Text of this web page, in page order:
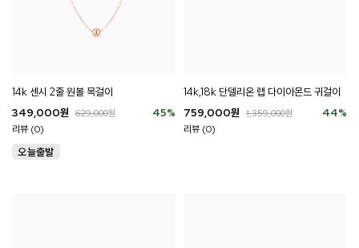
14k 센시 2줄 원볼 목걸이
45%
349,000원 629,000원
리뷰 (0)
14k,18k 단델리온 랩 다이아몬드 귀걸이
44%
759,000원 1,359,000원
리뷰 (0)